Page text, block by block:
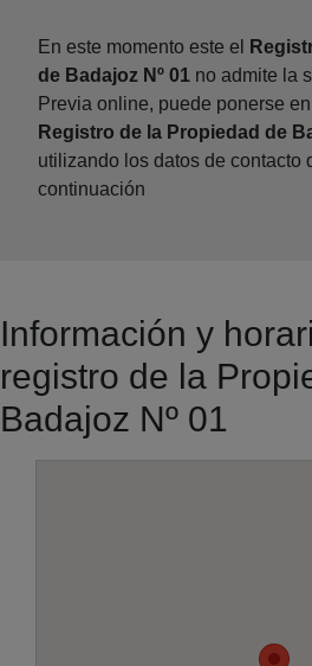
En este momento este el
de Badajoz Nº 01 no admite la
Previa online, puede ponerse
Registro de la Propiedad de
utilizando los datos de contacto
continuación
Información y
registro de la
Badajoz Nº 01